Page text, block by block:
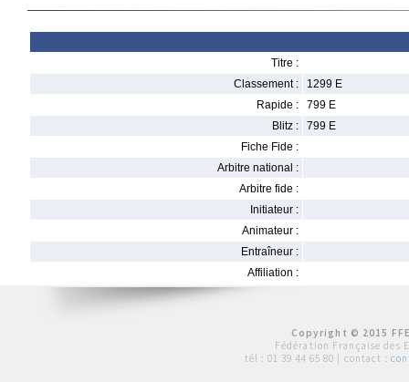
Titre :
Classement :
1299 E
Rapide :
799 E
Blitz :
799 E
Fiche Fide :
Arbitre national :
Arbitre fide :
Initiateur :
Animateur :
Entraîneur :
Affiliation :
Copyright © 2015
Fédération Française des
tél : 01 39 44 65 80 | contact :